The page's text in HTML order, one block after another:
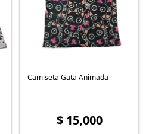
Camiseta Gata Animada
$ 15,000